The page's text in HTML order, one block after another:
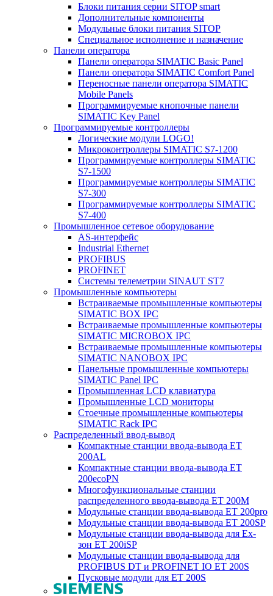
Блоки питания серии SITOP smart
Дополнительные компоненты
Модульные блоки питания SITOP
Специальное исполнение и назначение
Панели оператора
Панели оператора SIMATIC Basic Panel
Панели оператора SIMATIC Comfort Panel
Переносные панели оператора SIMATIC
Mobile Panels
Программируемые кнопочные панели
SIMATIC Key Panel
Программируемые контроллеры
Логические модули LOGO!
Микроконтроллеры SIMATIC S7-1200
Программируемые контроллеры SIMATIC
S7-1500
Программируемые контроллеры SIMATIC
S7-300
Программируемые контроллеры SIMATIC
S7-400
Промышленное сетевое оборудование
AS-интерфейс
Industrial Ethernet
PROFIBUS
PROFINET
Системы телеметрии SINAUT ST7
Промышленные компьютеры
Встраиваемые промышленные компьютеры
SIMATIC BOX IPC
Встраиваемые промышленные компьютеры
SIMATIC MICROBOX IPC
Встраиваемые промышленные компьютеры
SIMATIC NANOBOX IPC
Панельные промышленные компьютеры
SIMATIC Panel IPC
Промышленная LCD клавиатура
Промышленные LCD мониторы
Стоечные промышленные компьютеры
SIMATIC Rack IPC
Распределенный ввод-вывод
Компактные станции ввода-вывода ET
200AL
Компактные станции ввода-вывода ET
200ecoPN
Многофункциональные станции
распределенного ввода-вывода ET 200M
Модульные станции ввода-вывода ET 200pro
Модульные станции ввода-вывода ET 200SP
Модульные станции ввода-вывода для Ex-
зон ET 200iSP
Модульные станции ввода-вывода для
PROFIBUS DT и PROFINET IO ET 200S
Пусковые модули для ET 200S